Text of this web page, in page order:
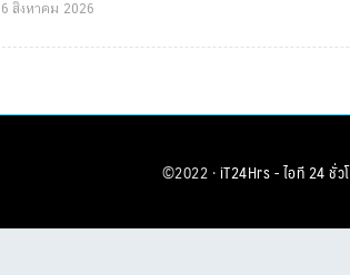
6 สิงหาคม 2026
©2022 ·iT24Hrs - ไอที 24 ชั่ว